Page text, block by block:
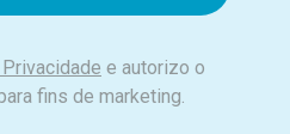
e autorizo o
fins de marketing.